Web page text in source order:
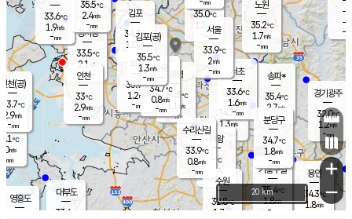
의도
℃
m/s
mm
영흥도
과천
34.3℃
1.3m/s
- mm
용인
34.3℃
1.8m/s
경기광주
32.0℃
1.2m/s
-mm
대부도
33.6
경서동
33.5℃
2.1 m/s
-mm
33.6℃
1.9m/s
-mm
-
-m/
-
의왕
- ℃
m/s
mm
김포
34.7℃
1.0 m/s
mm
광명
34.5 ℃
1.1 m/s
-mm
부천
35.9℃
1.2m/s
-mm
35.5℃
2.4m/s
-mm
구로
34.7℃
0.8m/s
-mm
35.0℃
m/s
- mm
노원
35.2℃
1.7m/s
-mm
송파*
35.4℃
2.7m/s
-mm
서초
33.6℃
1.6m/s
-mm
기흥구갈
35.4℃
1.8m/s
-
수리산길
33.9℃
0.8m/s
-mm
분당구
34.7℃
1.8m/s
-mm
mm
인천(공)
33.7℃
2.9m/s
-mm
김포(공)
35.5℃
1.3m/s
-mm
수원
32.8℃
1.7 m/s
인천
33℃
2.9m/s
-mm
서울
33.9℃
2m/s
-mm
+
−
20 km